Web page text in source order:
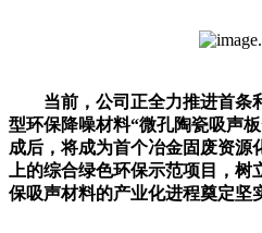
当前，公司正全力推进首条
型环保降噪材料“微孔陶瓷吸声
成后，将成为首个冶金固废资源
上的综合绿色环保示范项目，
保吸声材料的产业化进程奠定坚